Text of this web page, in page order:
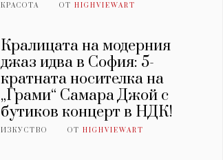
КРАСОТА ОТHIGHVIEWART
Кралицата на модерния
джаз идва в София: 5-
кратната носителка на
„Грами“ Самара Джой с
бутиков концерт в НДК!
ИЗКУСТВО ОТHIGHVIEWART